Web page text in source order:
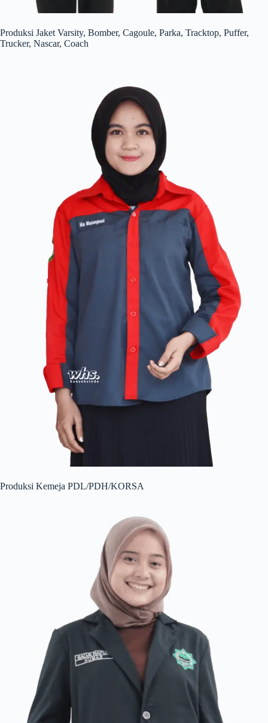
Produksi Jaket Varsity, Bomber, Cagoule, Parka, Tracktop, Puffer,
Trucker, Nascar, Coach
Produksi Kemeja PDL/PDH/KORSA